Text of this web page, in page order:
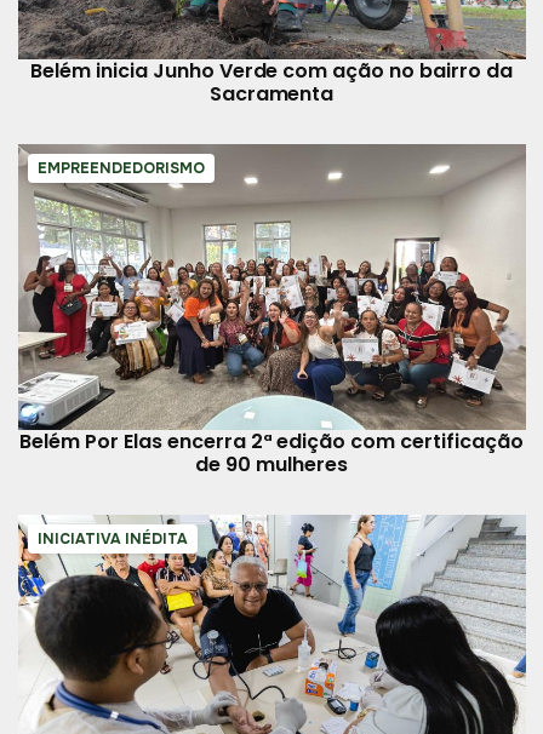
Belém inicia Junho Verde com ação no bairro da
Sacramenta
EMPREENDEDORISMO
Belém Por Elas encerra 2ª edição com certificação
de 90 mulheres
INICIATIVA INÉDITA